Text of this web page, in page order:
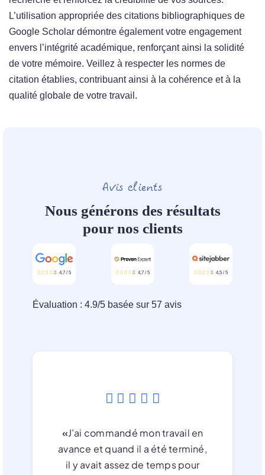
L’utilisation appropriée des citations bibliographiques de
Google Scholar démontre également votre engagement
envers l’intégrité académique, renforçant ainsi la solidité
de votre mémoire. Veillez à respecter les normes de
citation établies, contribuant ainsi à la cohérence et à la
qualité globale de votre travail.
Avis clients
Nous générons des résultats
pour nos clients
4,7/ 5 4,7/ 5 4,5 /5
Évaluation : 4.9/5 basée sur 57 avis
«J’ai commandé mon travail en
avance et quand il a été terminé,
il y avait assez de temps pour